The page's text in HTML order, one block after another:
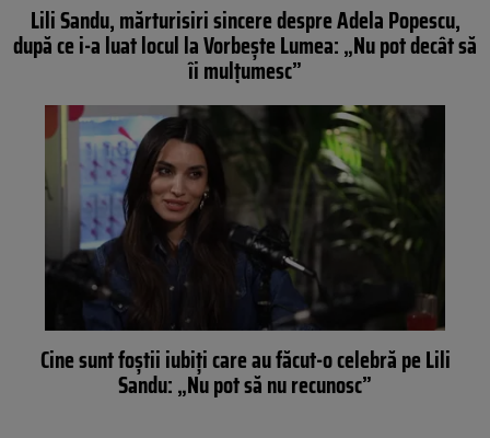
Lili Sandu, mărturisiri sincere despre Adela Popescu,
după ce i-a luat locul la Vorbește Lumea: „Nu pot decât să
îi mulțumesc”
Cine sunt foștii iubiți care au făcut-o celebră pe Lili
Sandu: „Nu pot să nu recunosc”